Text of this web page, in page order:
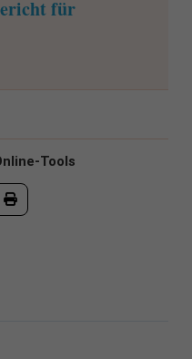
für
Tools